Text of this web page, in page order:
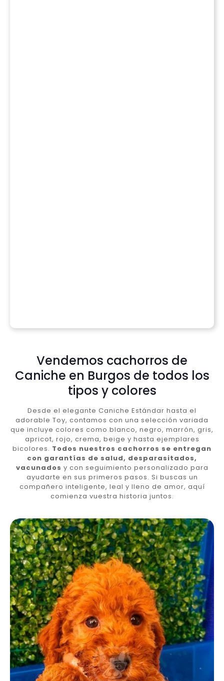
Vendemos cachorros de
Caniche en Burgos de todos los
tipos y colores
Desde el elegante Caniche Estándar hasta el
adorable Toy, contamos con una selección variada
que incluye colores como blanco, negro, marrón, gris,
apricot, rojo, crema, beige y hasta ejemplares
bicolores. Todos nuestros cachorros se entregan
con garantías de salud, desparasitados,
vacunados y con seguimiento personalizado para
ayudarte en sus primeros pasos. Si buscas un
compañero inteligente, leal y lleno de amor, aquí
comienza vuestra historia juntos.